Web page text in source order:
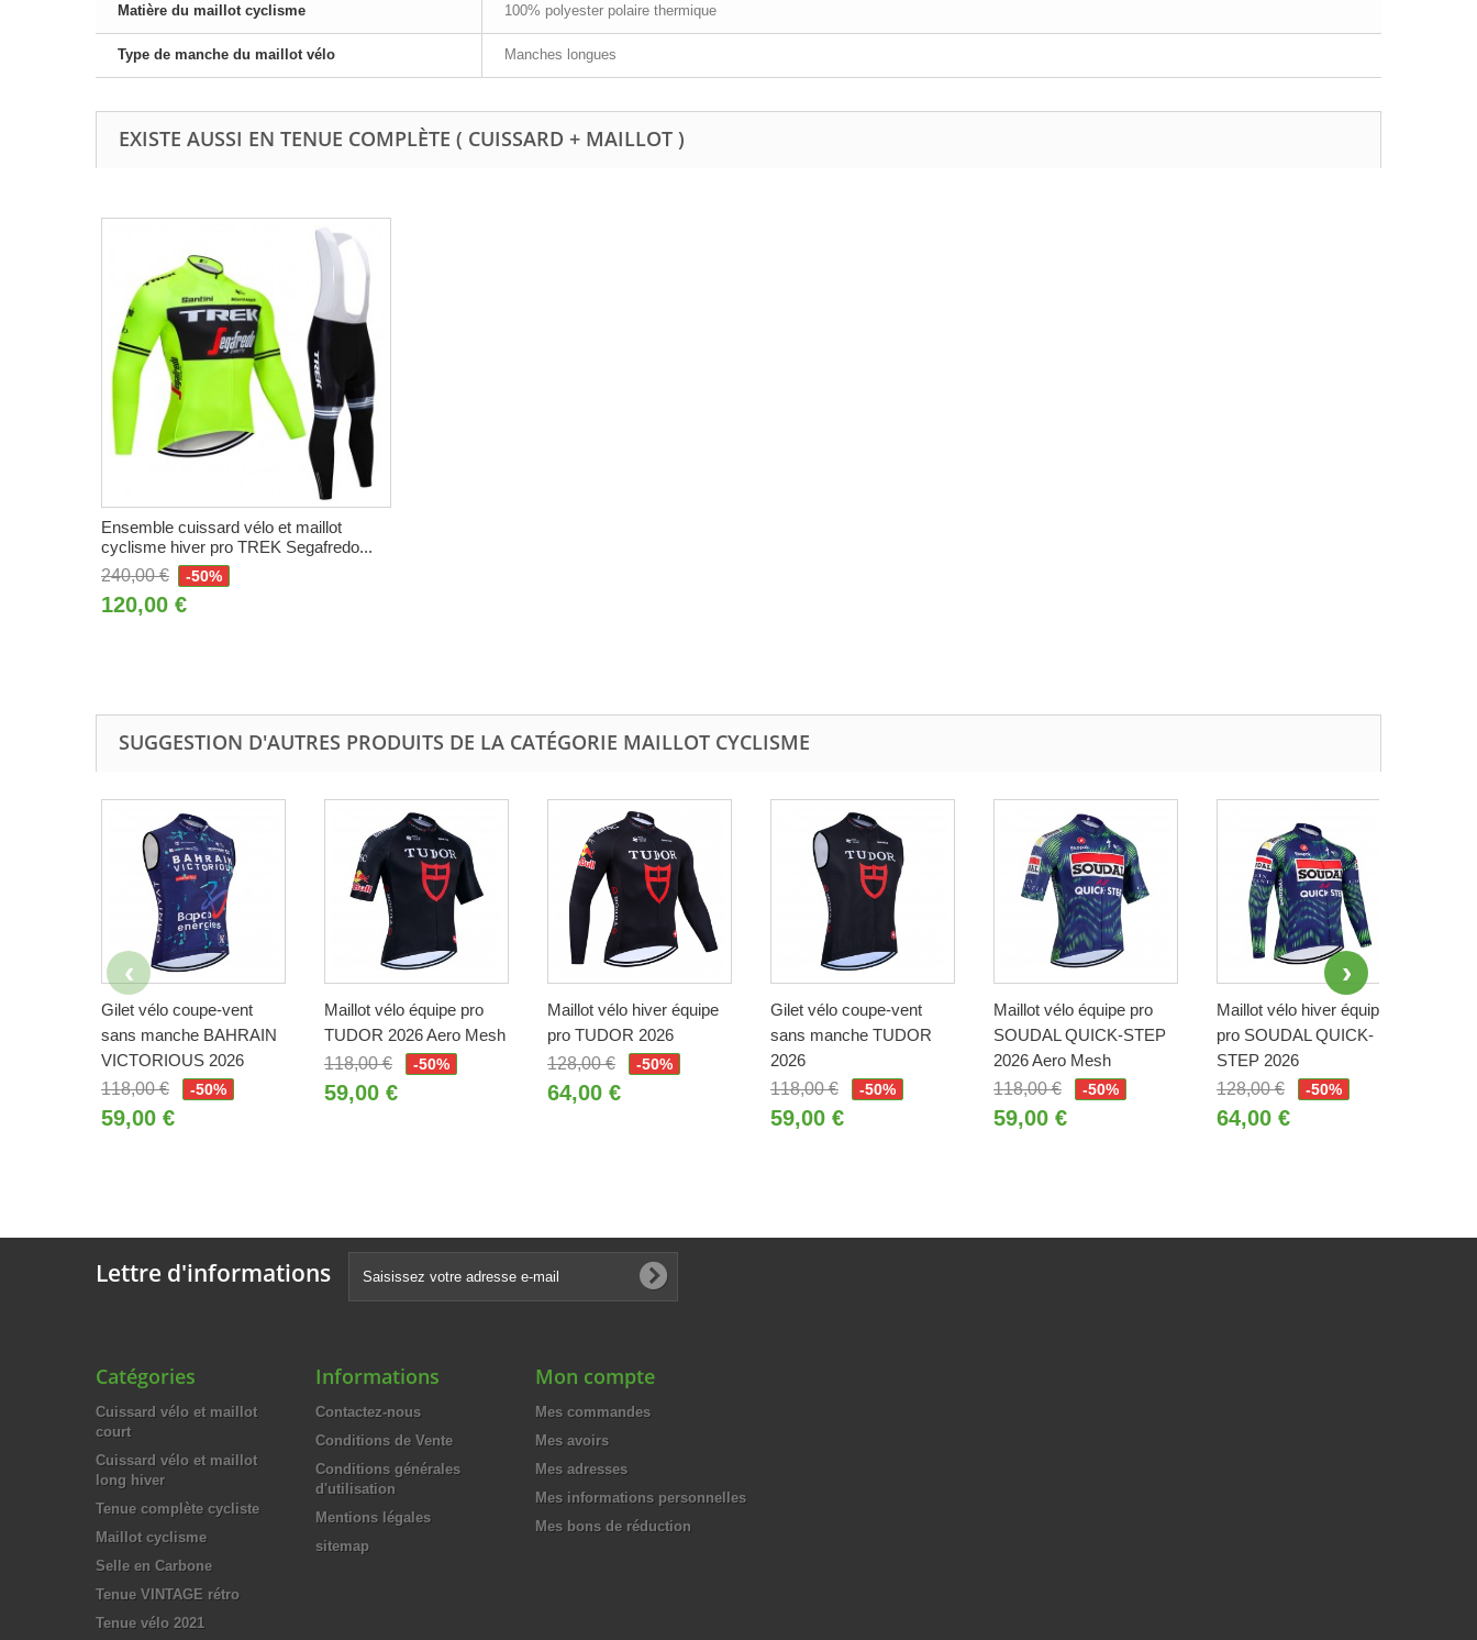
Matière du maillot cyclisme 100% polyester polaire thermique
Type de manche du maillot vélo Manches longues
EXISTE AUSSI EN TENUE COMPLÈTE ( CUISSARD + MAILLOT )
Ensemble cuissard vélo et maillot
cyclisme hiver pro TREK Segafredo...
240,00 €
-50%
120,00 €
SUGGESTION D'AUTRES PRODUITS DE LA CATÉGORIE MAILLOT CYCLISME
Gilet vélo coupe-vent
sans manche BAHRAIN
VICTORIOUS 2026
118,00 €
-50%
59,00 €
Maillot vélo équipe pro
TUDOR 2026 Aero Mesh
118,00 €
-50%
59,00 €
Maillot vélo hiver équipe
pro TUDOR 2026
128,00 €
-50%
64,00 €
Gilet vélo coupe-vent
sans manche TUDOR
2026
118,00 €
-50%
59,00 €
Maillot vélo équipe pro
SOUDAL QUICK-STEP
2026 Aero Mesh
118,00 €
-50%
59,00 €
Maillot vélo hiver équipe
pro SOUDAL QUICK-
STEP 2026
128,00 €
-50%
64,00 €
Lettre d'informations
Catégories
Cuissard vélo et maillot
court
Cuissard vélo et maillot
long hiver
Tenue complète cycliste
Maillot cyclisme
Selle en Carbone
Tenue VINTAGE rétro
Tenue vélo 2021
Informations
Contactez-nous
Conditions de Vente
Conditions générales
d'utilisation
Mentions légales
sitemap
Mon compte
Mes commandes
Mes avoirs
Mes adresses
Mes informations personnelles
Mes bons de réduction